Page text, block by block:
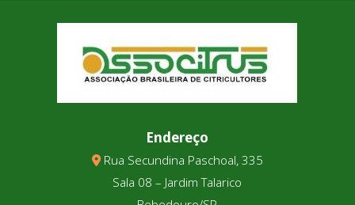
Endereço
Rua Secundina Paschoal, 335
Sala 08 – Jardim Talarico